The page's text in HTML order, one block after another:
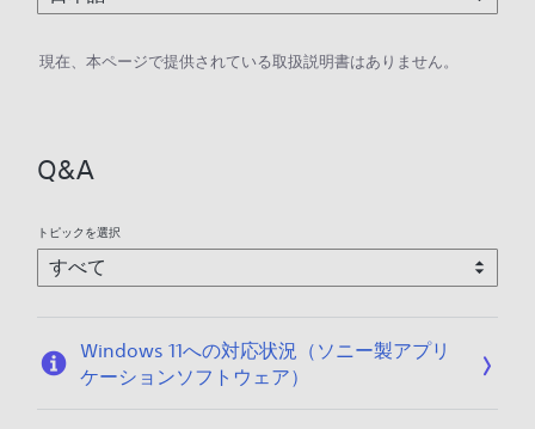
現在、本ページで提供されている取扱説明書はありません。
Q&A
トピックを選択
Windows 11への対応状況（ソニー製アプリ
ケーションソフトウェア）